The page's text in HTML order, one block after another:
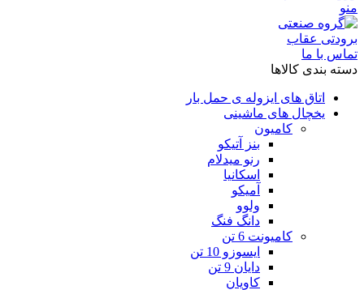
منو
تماس با ما
دسته بندی کالاها
اتاق های ایزوله ی حمل بار
یخچال های ماشینی
کامیون
بنز آتیکو
رنو میدلام
اسکانیا
آمیکو
ولوو
دانگ فنگ
کامیونت 6 تن
ایسوزو 10 تن
دایان 9 تن
کاویان